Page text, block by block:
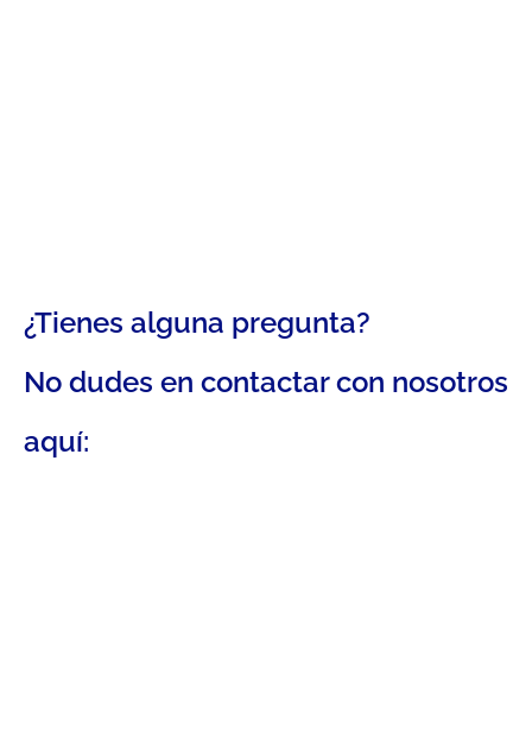
¿Tienes alguna pregunta?
No dudes en contactar con nosotros
aquí: